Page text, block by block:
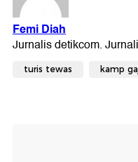
turis tewas kamp